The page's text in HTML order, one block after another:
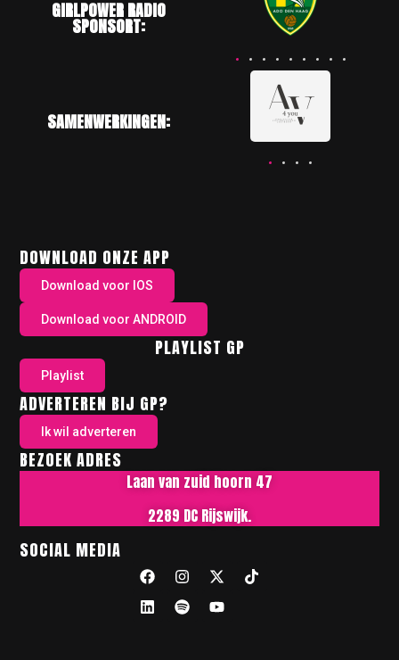
GIRLPOWER RADIO
SPONSORT:
SAMENWERKINGEN:
DOWNLOAD ONZE APP
Download voor IOS
Download voor ANDROID
PLAYLIST GP
Playlist
ADVERTEREN BIJ GP?
Ik wil adverteren
BEZOEK ADRES
Laan van zuid hoorn 47
2289 DC Rijswijk.
SOCIAL MEDIA